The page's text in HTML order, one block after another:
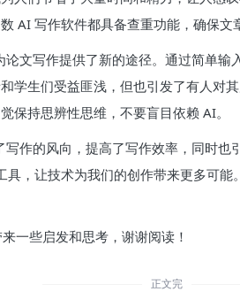
AI 写作软件都具备查重功能，确保文
论文写作提供了新的途径。通过简单输
学生们受益匪浅，但也引发了有人对
保持思辨性思维，不要盲目依赖 AI。
写作的风向，提高了写作效率，同时也
具，让技术为我们的创作带来更多可
一些启发和思考，谢谢阅读！
正文完